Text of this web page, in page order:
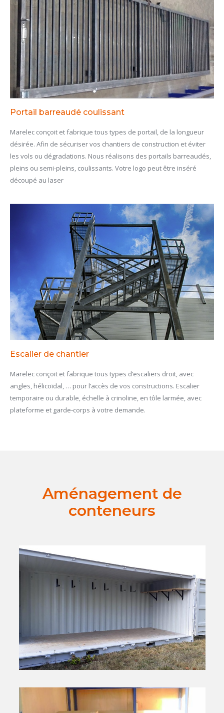
Portail barreaudé coulissant
Marelec conçoit et fabrique tous types de portail, de la longueur
désirée. Afin de sécuriser vos chantiers de construction et éviter
les vols ou dégradations. Nous réalisons des portails barreaudés,
pleins ou semi-pleins, coulissants. Votre logo peut être inséré
découpé au laser
Escalier de chantier
Marelec conçoit et fabrique tous types d’escaliers droit, avec
angles, hélicoïdal, … pour l’accès de vos constructions. Escalier
temporaire ou durable, échelle à crinoline, en tôle larmée, avec
plateforme et garde-corps à votre demande.
Aménagement de
conteneurs